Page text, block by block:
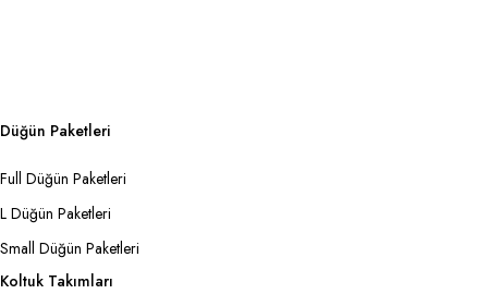
Düğün Paketleri
Full Düğün Paketleri
L Düğün Paketleri
Small Düğün Paketleri
Koltuk Takımları